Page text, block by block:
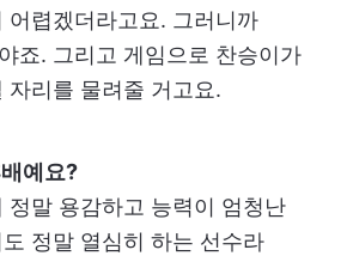
어렵겠더라고요. 그러니까
죠. 그리고 게임으로 찬승이가
자리를 물려줄 거고요.
예요?
정말 용감하고 능력이 엄청난
정말 열심히 하는 선수라